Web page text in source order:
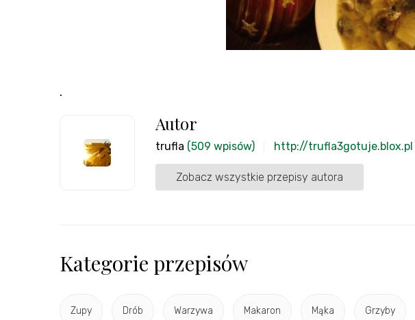
.
Autor
trufla (509 wpisów) http://trufla3gotuje.blox.pl
Zobacz wszystkie przepisy autora
Kategorie przepisów
Zupy Drób Warzywa Makaron Mąka Grzyby